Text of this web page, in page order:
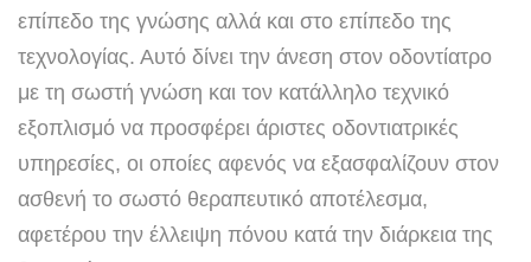
επίπεδο της γνώσης αλλά και στο επίπεδο της
τεχνολογίας. Αυτό δίνει την άνεση στον οδοντίατρο
με τη σωστή γνώση και τον κατάλληλο τεχνικό
εξοπλισμό να προσφέρει άριστες οδοντιατρικές
υπηρεσίες, οι οποίες αφενός να εξασφαλίζουν στον
ασθενή το σωστό θεραπευτικό αποτέλεσμα,
αφετέρου την έλλειψη πόνου κατά την διάρκεια της